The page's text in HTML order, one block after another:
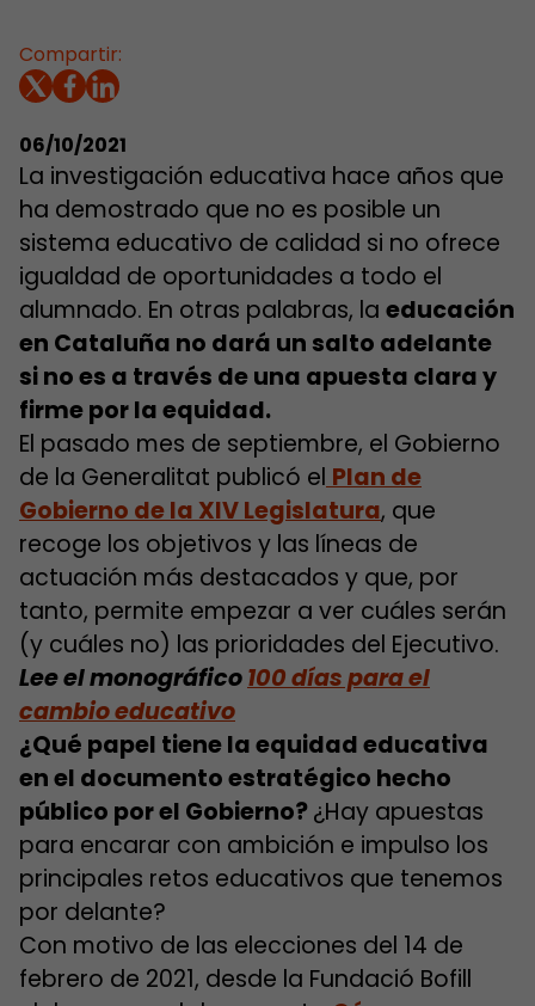
Compartir:
06/10/2021
La investigación educativa hace años que
ha demostrado que no es posible un
sistema educativo de calidad si no ofrece
igualdad de oportunidades a todo el
alumnado. En otras palabras, la educación
en Cataluña no dará un salto adelante
si no es a través de una apuesta clara y
firme por la equidad.
El pasado mes de septiembre, el Gobierno
de la Generalitat publicó el Plan de
Gobierno de la XIV Legislatura, que
recoge los objetivos y las líneas de
actuación más destacados y que, por
tanto, permite empezar a ver cuáles serán
(y cuáles no) las prioridades del Ejecutivo.
Lee el monográfico100 días para el
cambio educativo
¿Qué papel tiene la equidad educativa
en el documento estratégico hecho
público por el Gobierno?¿Hay apuestas
para encarar con ambición e impulso los
principales retos educativos que tenemos
por delante?
Con motivo de las elecciones del 14 de
febrero de 2021, desde la Fundació Bofill